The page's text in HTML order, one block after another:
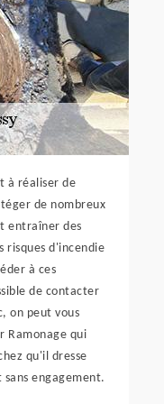
à réaliser de
de nombreux
entraîner des
risques d'incendie
à ces
de contacter
on peut vous
Ramonage qui
qu'il dresse
engagement.